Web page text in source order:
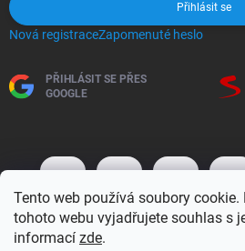
Tento web používá soubory
tohoto webu vyjadřujete souhlas s
informací zde.
Přihlásit se
Nová registraceZapomenuté heslo
PŘIHLÁSIT SE PŘES
GOOGLE